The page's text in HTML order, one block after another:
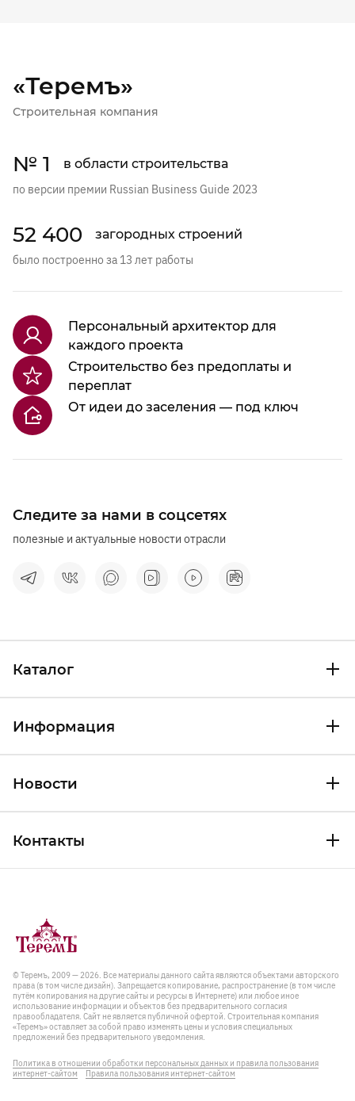
«Теремъ»
Строительная компания
№ 1 в области строительства
по версии премии Russian Business Guide 2023
52 400 загородных строений
было построенно за 13 лет работы
Следите за нами в соцсетях
полезные и актуальные новости отрасли
Персональный архитектор для
каждого проекта
Строительство без предоплаты и
переплат
От идеи до заселения — под ключ
Каталог
Информация
Новости
Контакты
© Теремъ, 2009 — 2026. Все материалы данного сайта являются объектами авторского
права (в том числе дизайн). Запрещается копирование, распространение (в том числе
путём копирования на другие сайты и ресурсы в Интернете) или любое иное
использование информации и объектов без предварительного согласия
правообладателя. Cайт не является публичной офертой. Строительная компания
«Теремъ» оставляет за собой право изменять цены и условия специальных
предложений без предварительного уведомления.
Политика в отношении обработки персональных данных и правила пользования
интернет-сайтом
Правила пользования интернет-сайтом